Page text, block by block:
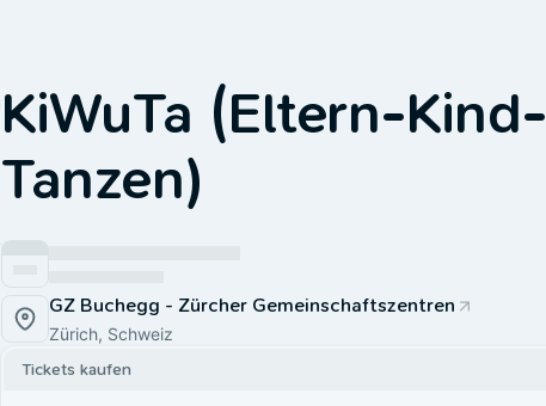
KiWuTa (Eltern-Kind-
Tanzen)
GZ Buchegg - Zürcher Gemeinschaftszentren
Zürich, Schweiz
Tickets kaufen